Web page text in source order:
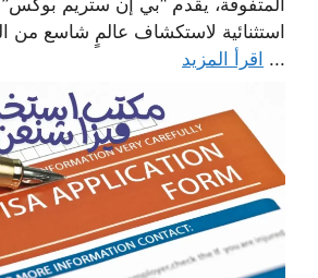
استثنائية لاستكشاف عالمٍ شاسع من
... اقرأ المزيد